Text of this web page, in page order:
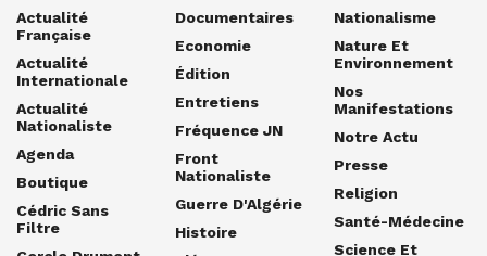
Actualité
Française
Actualité
Internationale
Actualité
Nationaliste
Agenda
Boutique
Cédric Sans
Filtre
Documentaires
Economie
Édition
Entretiens
Fréquence JN
Front
Nationaliste
Guerre D'Algérie
Histoire
Nationalisme
Nature Et
Environnement
Nos
Manifestations
Notre Actu
Presse
Religion
Santé-Médecine
Science Et